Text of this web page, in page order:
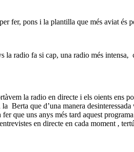
fer, pons i la plantilla que més aviat
la radio fa si cap, una radio més intensa,
la radio en directe i els oients ens
la Berta que d’una manera
fer que uns anys més tard aquest
en directe en cada moment ,